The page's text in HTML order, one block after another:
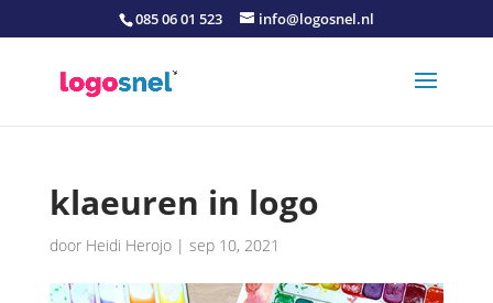
085 06 01 523 info@logosnel.nl
klaeuren in logo
door Heidi Herojo| sep 10, 2021